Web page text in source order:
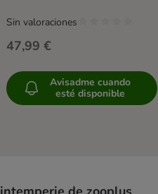
47,99 €
Sin valoraciones
Avisadme cuando
esté disponible